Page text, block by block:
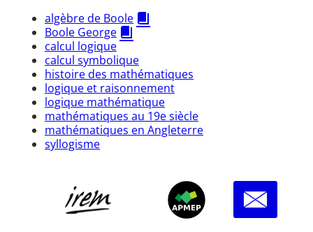
algèbre de Boole
Boole George
calcul logique
calcul symbolique
histoire des mathématiques
logique et raisonnement
logique mathématique
mathématiques au 19e siècle
mathématiques en Angleterre
syllogisme